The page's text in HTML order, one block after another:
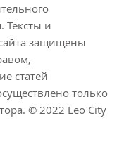
Тексты и
защищены
статей
только
© 2022 Leo City